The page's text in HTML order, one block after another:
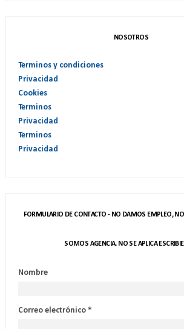
NOSOTROS
Terminos y condiciones
Privacidad
Cookies
Terminos
Privacidad
Terminos
Privacidad
FORMULARIO DE CONTACTO - NO DAMOS EMPLEO,
SOMOS AGENCIA. NO SE APLICA
Nombre
Correo electrónico *